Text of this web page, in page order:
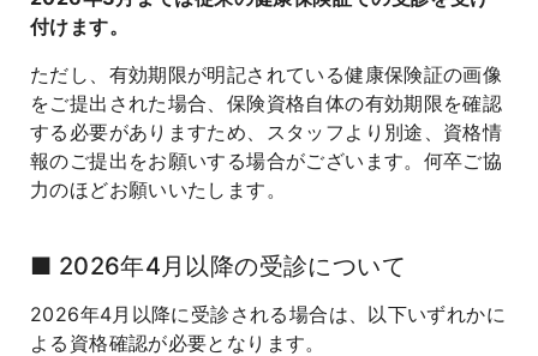
付けます。
ただし、有効期限が明記されている健康保険証の画像
をご提出された場合、保険資格自体の有効期限を確認
する必要がありますため、スタッフより別途、資格情
報のご提出をお願いする場合がございます。何卒ご協
力のほどお願いいたします。
■ 2026年4月以降の受診について
2026年4月以降に受診される場合は、以下いずれかに
よる資格確認が必要となります。